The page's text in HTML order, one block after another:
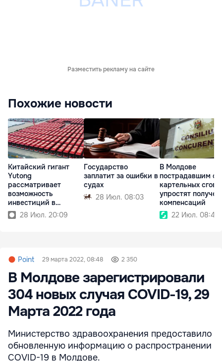
Разместить рекламу на сайте
Похожие новости
Китайский гигант
Yutong
рассматривает
возможность
инвестиций в
Республику Молдова
28 Июл. 20:09
Государство
заплатит за ошибки в
судах
28 Июл. 08:03
В Молдове
пострадавшим от
картельных
упростят
компенсаций
22 Июл. 08:49
Point 29 марта 2022, 08:48 2 350
В Молдове зарегистрировали
304 новых случая COVID-19, 29
Марта 2022 года
Министерство здравоохранения предоставило
обновленную информацию о распространении
COVID-19 в Молдове.